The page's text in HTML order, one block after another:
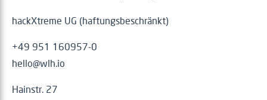
hackXtreme UG (haftungsbeschränkt)
+49 951 160957-0
hello@wlh.io
Hainstr. 27